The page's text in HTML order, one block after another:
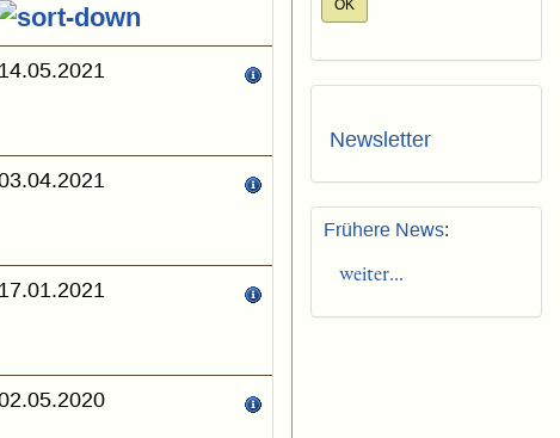
14.05.2021
17.01.2021
Newsletter
Frühere News:
weiter...